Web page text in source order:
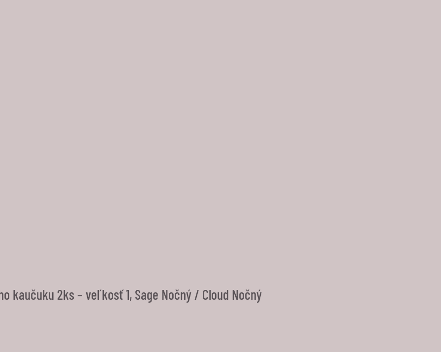
kaučuku 2ks – veľkosť 1, Sage Nočný / Cloud Nočný